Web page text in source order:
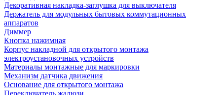
Декоративная накладка-заглушка для выключателя
Держатель для модульных бытовых коммутационных
аппаратов
Диммер
Кнопка нажимная
Корпус накладной для открытого монтажа
электроустановочных устройств
Материалы монтажные для маркировки
Механизм датчика движения
Основание для открытого монтажа
Переключатель жалюзи